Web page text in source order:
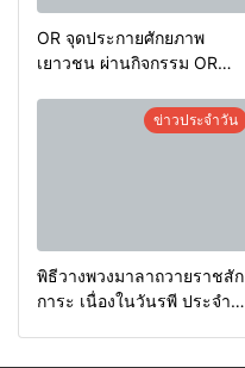
OR จุดประกายศักยภาพ
เยาวชน ผ่านกิจกรรม OR
ข่าวประจำวัน
พิธีวางพวงมาลาถวายราชสัก
การะ เนื่องในวันรพี ประจำปี